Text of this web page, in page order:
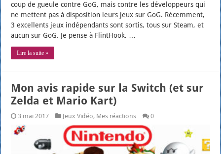
coup de gueule contre GoG, mais contre les déve­lop­peurs qui
ne mettent pas à dis­po­si­tion leurs jeux sur GoG. Récem­ment,
3 excel­lents jeux indé­pen­dants sont sor­tis, tous sur Steam, et
aucun sur GoG. Je pense à Flin­tHook, …
Lire la suite »
Mon avis rapide sur la Switch (et sur
Zelda et Mario Kart)
3 mai 2017 Jeux Vidéo, Mes réactions 0